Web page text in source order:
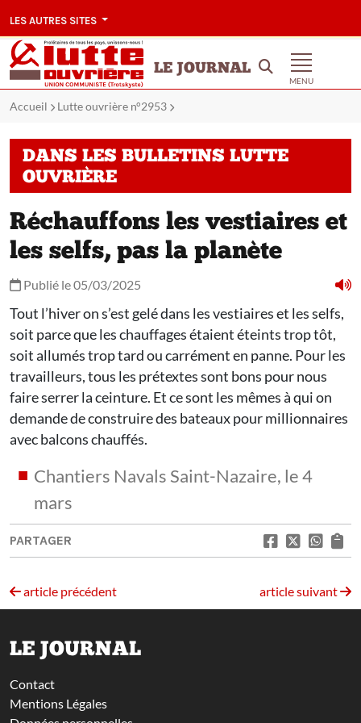
LES AUTRES SITES
LE JOURNAL
MENU
Accueil Lutte ouvrière n°2953
DANS LES BULLETINS LUTTE
OUVRIÈRE
Réchauffons les vestiaires et
les selfs, pas la planète
Publié le 05/03/2025
Tout l’hiver on s’est gelé dans les vestiaires et les selfs,
soit parce que les chauffages étaient éteints trop tôt,
soit allumés trop tard ou carrément en panne. Pour les
travailleurs, tous les prétextes sont bons pour nous
faire serrer la ceinture. Et ce sont les mêmes à qui on
demande de construire des bateaux pour millionnaires
avec balcons chauffés.
Chantiers Navals Saint-Nazaire, le 4
mars
PARTAGER
article précédent article suivant
LE JOURNAL
Contact
Mentions Légales